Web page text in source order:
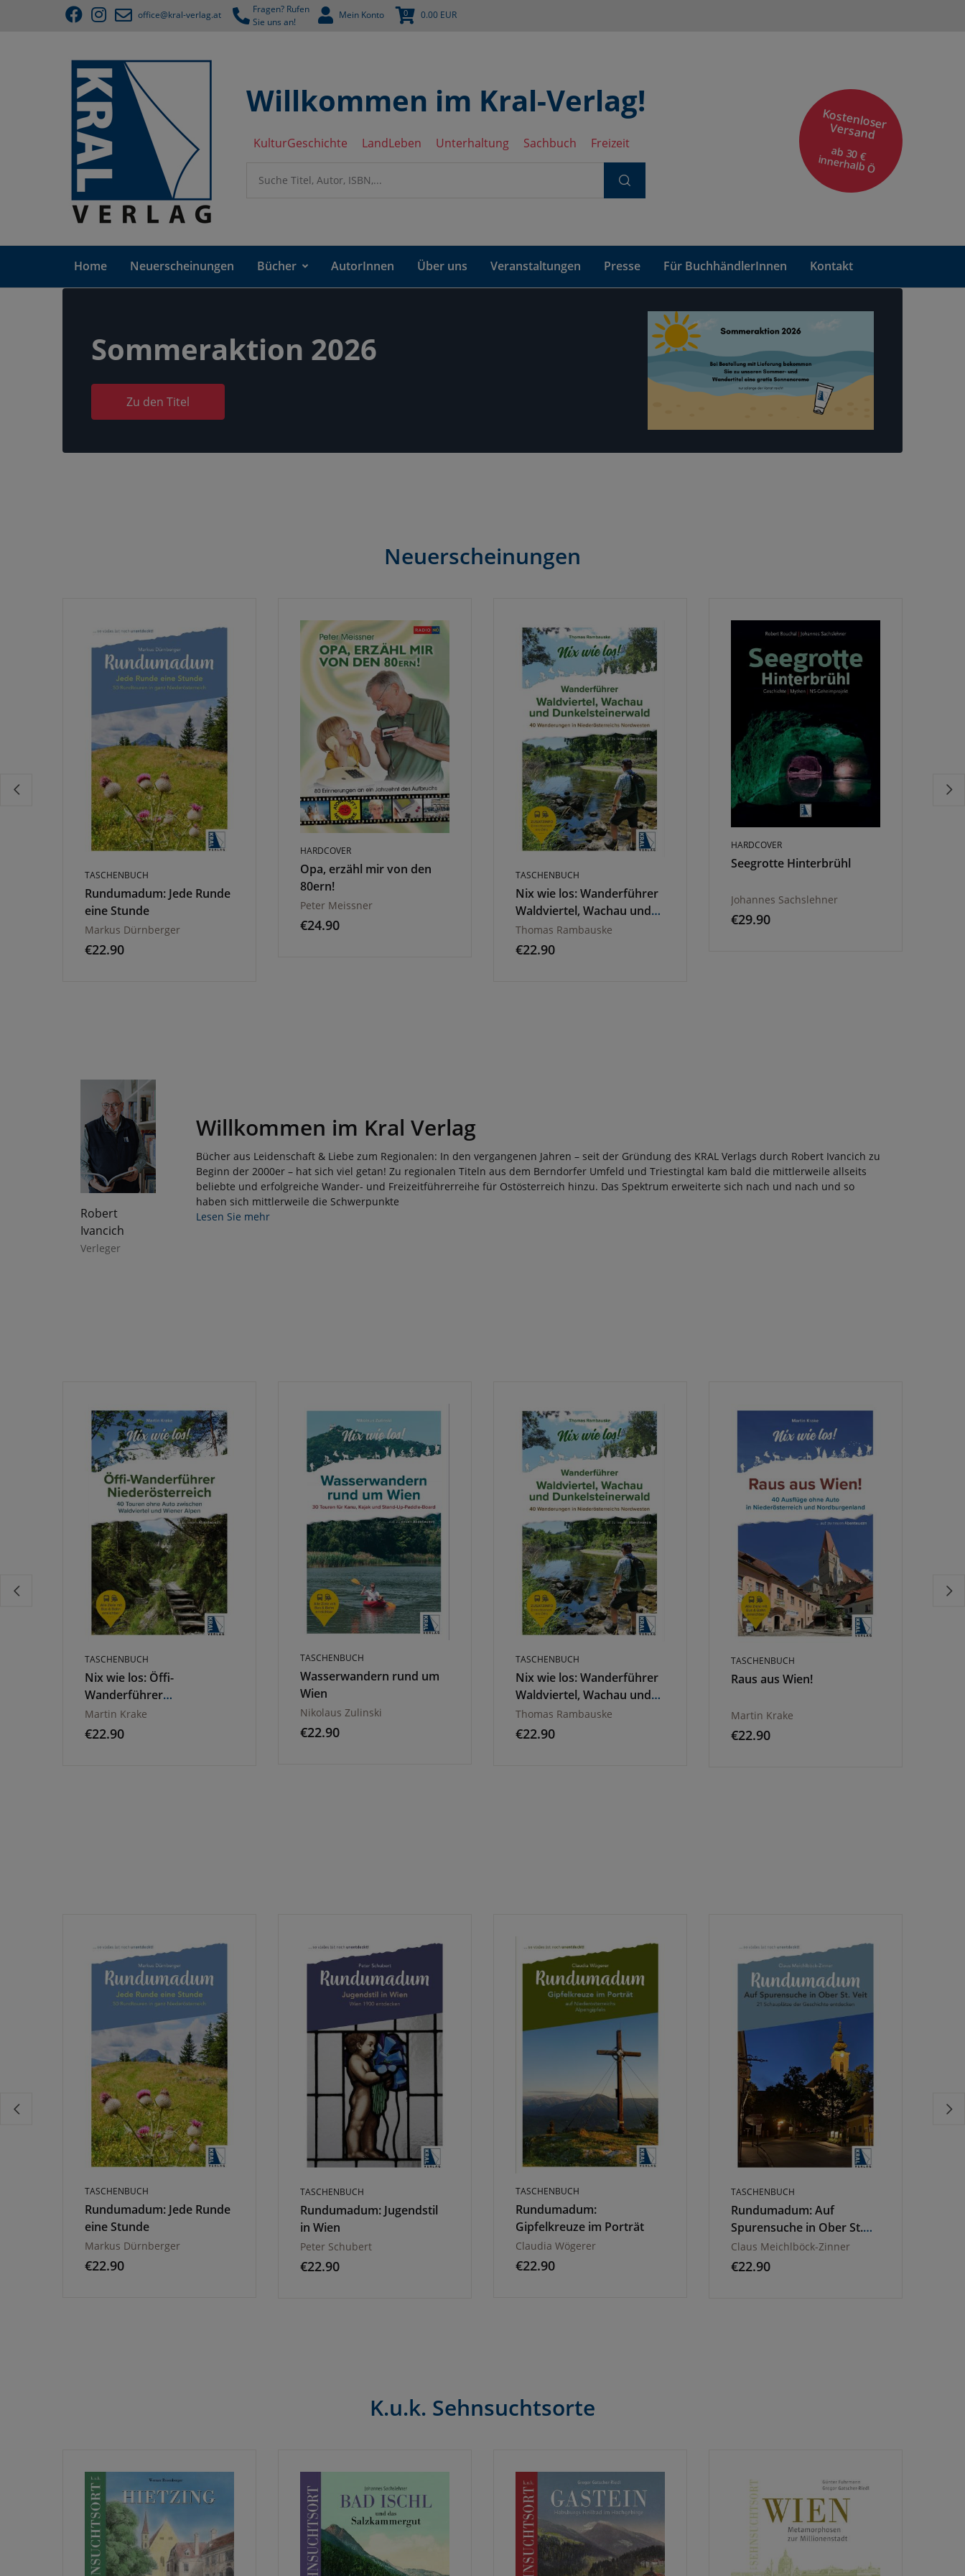
office@kral-verlag.at
Fragen? Rufen
Sie uns an!
Mein Konto 0 0.00 EUR
Willkommen im Kral-Verlag!
KulturGeschichte LandLeben Unterhaltung Sachbuch Freizeit
Kostenloser
Versand
ab 30 €
innerhalb Ö
Home Neuerscheinungen Bücher AutorInnen Über uns Veranstaltungen Presse Für BuchhändlerInnen Kontakt
Sommeraktion 2026
Zu den Titel
Neuerscheinungen
TASCHENBUCH
Rundumadum: Jede Runde
eine Stunde
Markus Dürnberger
€22.90
HARDCOVER
Opa, erzähl mir von den
80ern!
Peter Meissner
€24.90
TASCHENBUCH
Nix wie los: Wanderführer
Waldviertel, Wachau und
Dunkelsteinerwald
Thomas Rambauske
€22.90
HARDCOVER
Seegrotte Hinterbrühl
Johannes Sachslehner
€29.90
Robert
Ivancich
Verleger
Willkommen im Kral Verlag
Bücher aus Leidenschaft & Liebe zum Regionalen: In den vergangenen Jahren – seit der Gründung des KRAL Verlags durch Robert Ivancich zu
Beginn der 2000er – hat sich viel getan! Zu regionalen Titeln aus dem Berndorfer Umfeld und Triestingtal kam bald die mittlerweile allseits
beliebte und erfolgreiche Wander- und Freizeitführerreihe für Ostösterreich hinzu. Das Spektrum erweiterte sich nach und nach und so
haben sich mittlerweile die Schwerpunkte
Lesen Sie mehr
TASCHENBUCH
Nix wie los: Öffi-
Wanderführer
Niederösterreich
Martin Krake
€22.90
TASCHENBUCH
Wasserwandern rund um
Wien
Nikolaus Zulinski
€22.90
TASCHENBUCH
Nix wie los: Wanderführer
Waldviertel, Wachau und
Dunkelsteinerwald
Thomas Rambauske
€22.90
TASCHENBUCH
Raus aus Wien!
Martin Krake
€22.90
TASCHENBUCH
Rundumadum: Jede Runde
eine Stunde
Markus Dürnberger
€22.90
TASCHENBUCH
Rundumadum: Jugendstil
in Wien
Peter Schubert
€22.90
TASCHENBUCH
Rundumadum:
Gipfelkreuze im Porträt
Claudia Wögerer
€22.90
TASCHENBUCH
Rundumadum: Auf
Spurensuche in Ober St.
Veit
Claus Meichlböck-Zinner
€22.90
K.u.k. Sehnsuchtsorte